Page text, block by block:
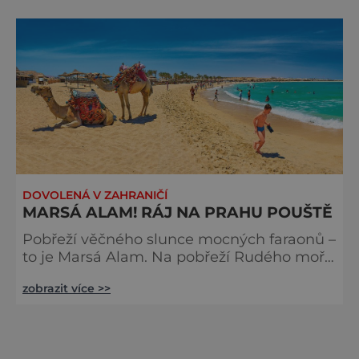
DOVOLENÁ V ZAHRANIČÍ
MARSÁ ALAM! RÁJ NA PRAHU POUŠTĚ
Pobřeží věčného slunce mocných faraonů –
to je Marsá Alam. Na pobřeží Rudého moře
dovolené. I zájemci o historii starého
zobrazit více >>